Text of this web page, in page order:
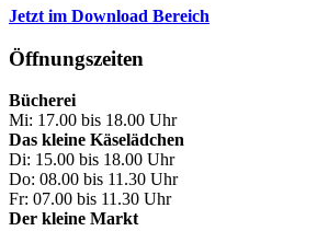
Jetzt im Download Bereich
Öffnungszeiten
Bücherei
Mi: 17.00 bis 18.00 Uhr
Das kleine Käselädchen
Di: 15.00 bis 18.00 Uhr
Do: 08.00 bis 11.30 Uhr
Fr: 07.00 bis 11.30 Uhr
Der kleine Markt